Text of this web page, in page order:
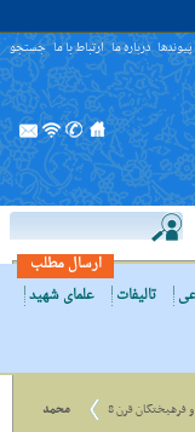
پیوندها درباره ما ارتباط با ما جستجو
ارسال مطلب
تالیفات
علمای شهید
فرهیختگان قرن 8
محمد